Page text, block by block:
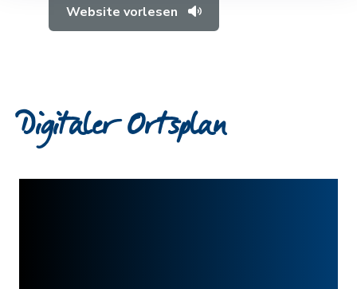
Website vorlesen
Digitaler Ortsplan